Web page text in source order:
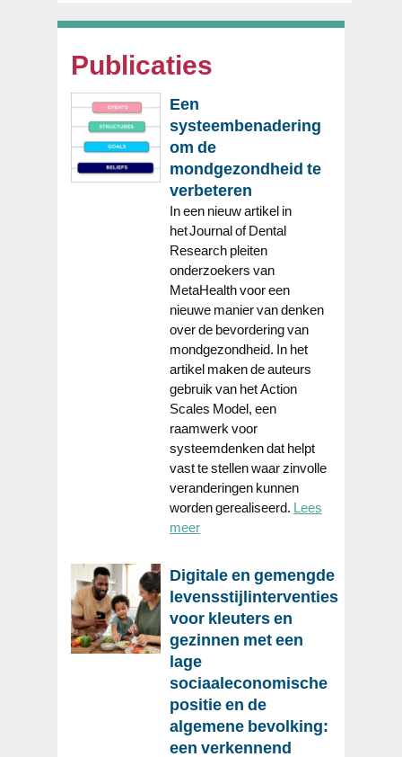
Publicaties
Een
systeembenadering
om de
mondgezondheid te
verbeteren
In een nieuw artikel in
het Journal of Dental
Research pleiten
onderzoekers van
MetaHealth voor een
nieuwe manier van denken
over de bevordering van
mondgezondheid. In het
artikel maken de auteurs
gebruik van het Action
Scales Model, een
raamwerk voor
systeemdenken dat helpt
vast te stellen waar zinvolle
veranderingen kunnen
worden gerealiseerd. Lees
meer
Digitale en gemengde
levensstijlinterventies
voor kleuters en
gezinnen met een
lage
sociaaleconomische
positie en de
algemene bevolking:
een verkennend